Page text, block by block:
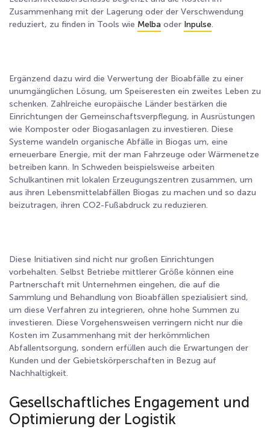
Zusammenhang mit der Lagerung oder der Verschwendung
reduziert, zu finden in Tools wie Melba oder Inpulse.
Ergänzend dazu wird die Verwertung der Bioabfälle zu einer
unumgänglichen Lösung, um Speiseresten ein zweites Leben zu
schenken. Zahlreiche europäische Länder bestärken die
Einrichtungen der Gemeinschaftsverpflegung, in Ausrüstungen
wie Komposter oder Biogasanlagen zu investieren. Diese
Systeme wandeln organische Abfälle in Biogas um, eine
erneuerbare Energie, mit der man Fahrzeuge oder Wärmenetze
betreiben kann. In Schweden beispielsweise arbeiten
Schulkantinen mit lokalen Erzeugungszentren zusammen, um
aus ihren Lebensmittelabfällen Biogas zu machen und so dazu
beizutragen, ihren CO2-Fußabdruck zu reduzieren.
Diese Initiativen sind nicht nur großen Einrichtungen
vorbehalten. Selbst Betriebe mittlerer Größe können eine
Partnerschaft mit Unternehmen eingehen, die auf die
Sammlung und Behandlung von Bioabfällen spezialisiert sind,
um diese Verfahren zu integrieren, ohne hohe Summen zu
investieren. Diese Vorgehensweisen verringern nicht nur die
Kosten im Zusammenhang mit der herkömmlichen
Abfallentsorgung, sondern erfüllen auch die Erwartungen der
Kunden und der Gebietskörperschaften in Bezug auf
Nachhaltigkeit.
Gesellschaftliches Engagement und
Optimierung der Logistik